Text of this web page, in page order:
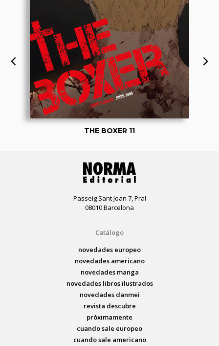
THE BOXER 11
Passeig Sant Joan 7, Pral
08010 Barcelona
Catálogo
novedades europeo
novedades americano
novedades manga
novedades libros ilustrados
novedades danmei
revista descubre
próximamente
cuando sale europeo
cuando sale americano